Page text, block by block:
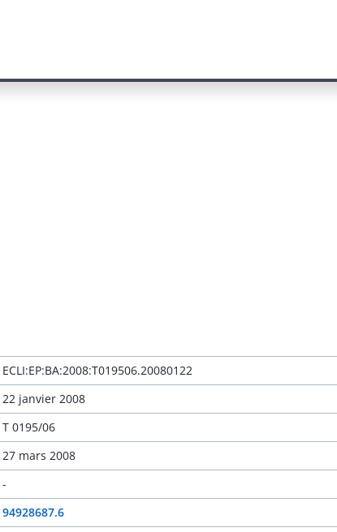
ECLI:EP:BA:2008:T019506.20080122
22 janvier 2008
T 0195/06
27 mars 2008
-
94928687.6